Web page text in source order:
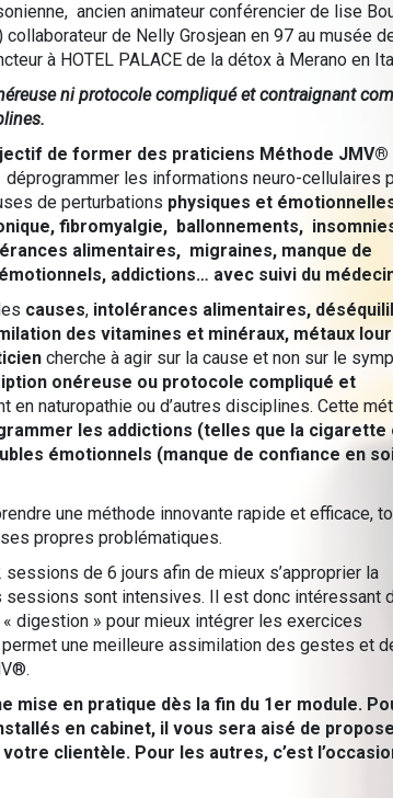
ancien animateur conférencier de lise
collaborateur de Nelly Grosjean en 97 au musée
à HOTEL PALACE de la détox à Merano en
ni protocole compliqué et contraignant
de former des praticiens Méthode JMV®
les informations neuro-cellulaires
de perturbations physiques et
fibromyalgie, ballonnements,
alimentaires, migraines, manque de
addictions… avec suivi du
causes, intolérances alimentaires,
des vitamines et minéraux, métaux
cherche à agir sur la cause et non sur le
onéreuse ou protocole compliqué et
en naturopathie ou d’autres disciplines. Cette
les addictions (telles que la cigarette
émotionnels (manque de confiance en
une méthode innovante rapide et efficace,
propres problématiques.
de 6 jours afin de mieux s’approprier la
sont intensives. Il est donc intéressant
digestion » pour mieux intégrer les exercices
une meilleure assimilation des gestes et
mise en pratique dès la fin du 1er module.
en cabinet, il vous sera aisé de
clientèle. Pour les autres, c’est